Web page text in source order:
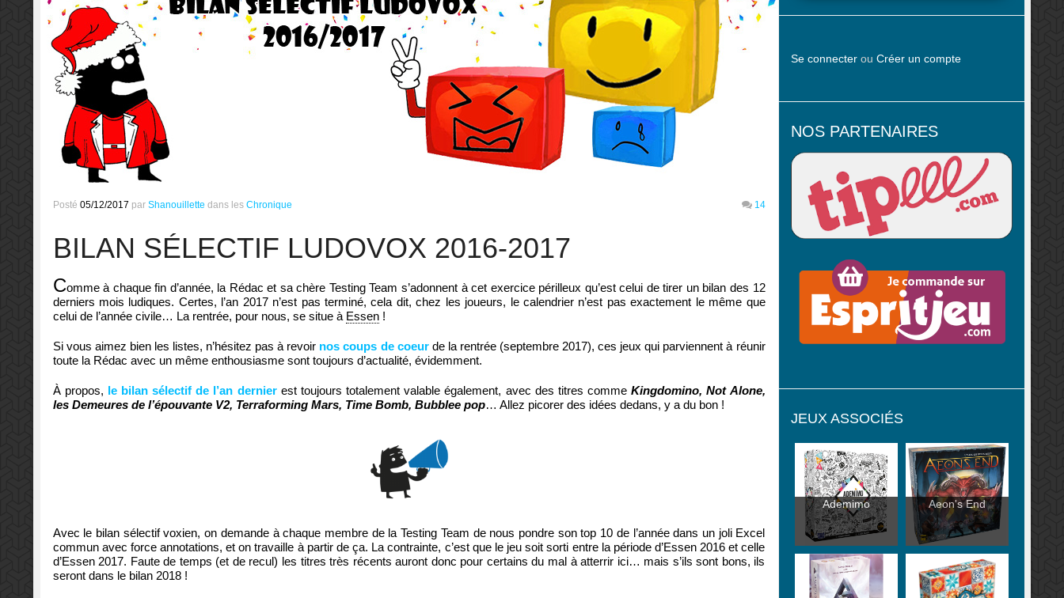
Posté 05/12/2017 par Shanouillette dans les Chronique 14
BILAN SÉLECTIF LUDOVOX 2016-2017
Comme à chaque fin d’année, la Rédac et sa chère Testing Team s’adonnent à cet exercice périlleux qu’est celui de tirer un bilan des 12
derniers mois ludiques. Certes, l’an 2017 n’est pas terminé, cela dit, chez les joueurs, le calendrier n’est pas exactement le même que
celui de l’année civile… La rentrée, pour nous, se situe à Essen!
Si vous aimez bien les listes, n’hésitez pas à revoir nos coups de coeur de la rentrée (septembre 2017), ces jeux qui parviennent à réunir
toute la Rédac avec un même enthousiasme sont toujours d’actualité, évidemment.
À propos, le bilan sélectif de l’an dernierest toujours totalement valable également, avec des titres commeKingdomino, Not Alone,
les Demeures de l’épouvante V2, Terraforming Mars, Time Bomb, Bubblee pop… Allez picorer des idées dedans, y a du bon !
Avec le bilan sélectif voxien, on demande à chaque membre de la Testing Team de nous pondre son top 10 de l’année dans un joli Excel
commun avec force annotations, et on travaille à partir de ça. La contrainte, c’est que le jeu soit sorti entre la période d’Essen 2016 et celle
d’Essen 2017. Faute de temps (et de recul) les titres très récents auront donc pour certains du mal à atterrir ici… mais s’ils sont bons, ils
seront dans le bilan 2018 !
Se connecterou Créer un compte
NOS PARTENAIRES
JEUX ASSOCIÉS
Ademimo Aeon's End